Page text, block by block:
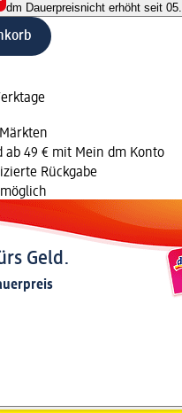
dm Dauerpreisnicht erhöht seit
ab 49 € mit Mein dm Konto
Rückgabe
Geld.